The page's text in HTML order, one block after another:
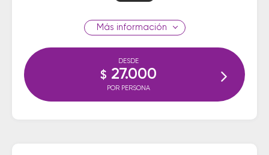
información
DESDE
$ 27.000
POR PERSONA